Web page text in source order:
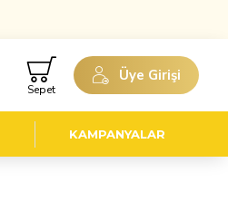
Üye Girişi
Sepet
KAMPANYALAR